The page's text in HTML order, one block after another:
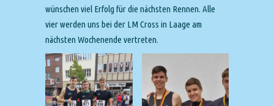
wünschen viel Erfolg für die nächsten Rennen. Alle
vier werden uns bei der LM Cross in Laage am
nächsten Wochenende vertreten.